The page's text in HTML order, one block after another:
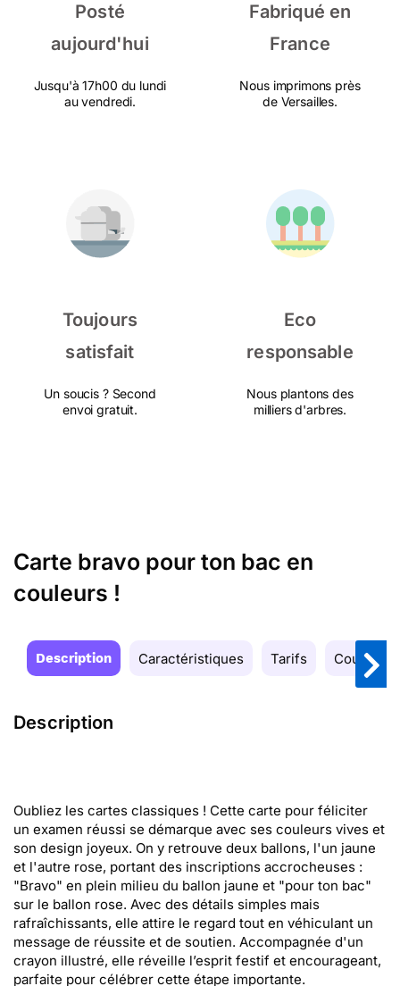
Posté
aujourd'hui
Jusqu'à 17h00 du lundi
au vendredi.
Fabriqué en
France
Nous imprimons près
de Versailles.
Toujours
satisfait
Un soucis ? Second
envoi gratuit.
Eco
responsable
Nous plantons des
milliers d'arbres.
Carte bravo pour ton bac en
couleurs !
Description Caractéristiques Tarifs Couleurs
Description
Oubliez les cartes classiques ! Cette carte pour féliciter
un examen réussi se démarque avec ses couleurs vives et
son design joyeux. On y retrouve deux ballons, l'un jaune
et l'autre rose, portant des inscriptions accrocheuses :
"Bravo" en plein milieu du ballon jaune et "pour ton bac"
sur le ballon rose. Avec des détails simples mais
rafraîchissants, elle attire le regard tout en véhiculant un
message de réussite et de soutien. Accompagnée d'un
crayon illustré, elle réveille l’esprit festif et encourageant,
parfaite pour célébrer cette étape importante.